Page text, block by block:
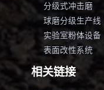
分级式冲击磨
球磨分级生产线
实验室粉体设备
表面改性系统
相关链接